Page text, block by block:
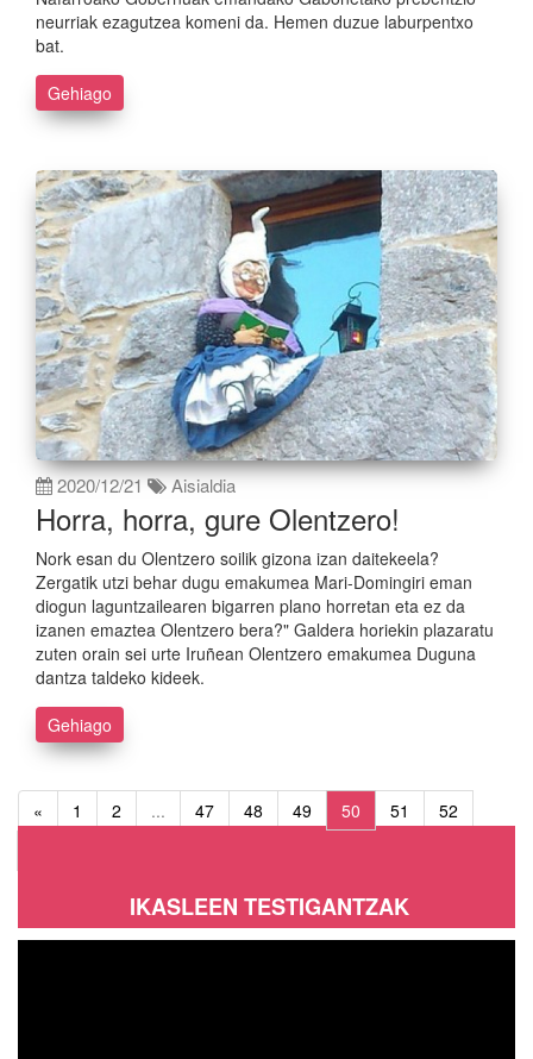
neurriak ezagutzea komeni da. Hemen duzue laburpentxo
bat.
Gehiago
2020/12/21 Aisialdia
Horra, horra, gure Olentzero!
Nork esan du Olentzero soilik gizona izan daitekeela?
Zergatik utzi behar dugu emakumea Mari-Domingiri eman
diogun laguntzailearen bigarren plano horretan eta ez da
izanen emaztea Olentzero bera?" Galdera horiekin plazaratu
zuten orain sei urte Iruñean Olentzero emakumea Duguna
dantza taldeko kideek.
Gehiago
« 1 2 ... 47 48 49 50 51
52
IKASLEEN TESTIGANTZAK